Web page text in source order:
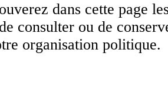
dans cette page
consulter ou de
organisation politique.